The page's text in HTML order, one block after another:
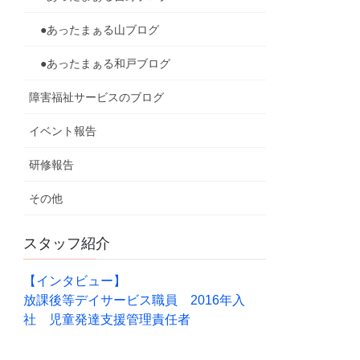
●あったまぁる山ブログ
●あったまぁる和戸ブログ
障害福祉サービスのブログ
イベント報告
研修報告
その他
スタッフ紹介
【インタビュー】
放課後等デイサービス職員 2016年入
社 児童発達支援管理責任者